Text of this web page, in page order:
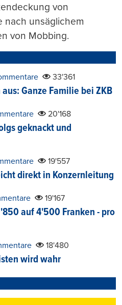
von
nach unsäglichem
von Mobbing.
33'361
Ganze Familie bei ZKB
20'168
geknackt und
19'557
direkt in Konzernleitung
19'167
auf 4'500 Franken - pro
18'480
wird wahr